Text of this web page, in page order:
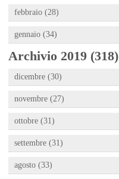
febbraio (28)
gennaio (34)
Archivio 2019 (318)
dicembre (30)
novembre (27)
ottobre (31)
settembre (31)
agosto (33)